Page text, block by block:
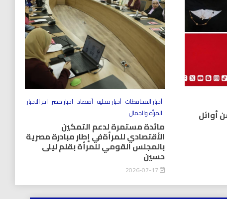
أوائل
أخبار المحافظات أخبار محليه أقتصاد اخبار مصر اخر الاخبار
المرأه والجمال
مائدة مستمرة لدعم التمكين
الأقتصادي للمرأةفي إطار مبادرة مصرية
بالمجلس القومي للمرأة بقلم ليلى
حسين